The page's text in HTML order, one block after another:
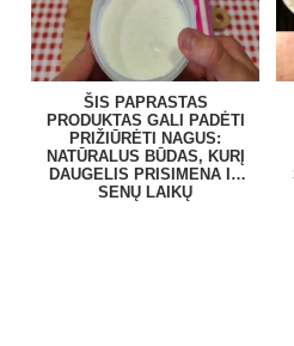
ŠIS PAPRASTAS
PRODUKTAS GALI PADĖTI
PRIŽIŪRĖTI NAGUS:
NATŪRALUS BŪDAS, KURĮ
DAUGELIS PRISIMENA IŠ
SENŲ LAIKŲ